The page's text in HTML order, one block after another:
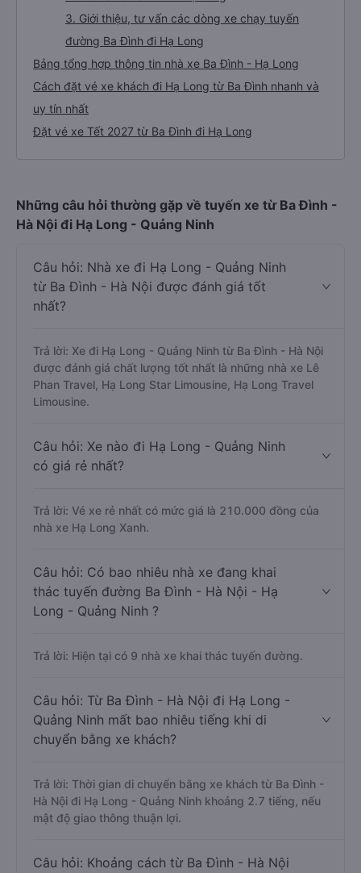
3. Giới thiệu, tư vấn các dòng xe chạy tuyến
đường Ba Đình đi Hạ Long
Bảng tổng hợp thông tin nhà xe Ba Đình - Hạ Long
Cách đặt vé xe khách đi Hạ Long từ Ba Đình nhanh và
uy tín nhất
Đặt vé xe Tết 2027 từ Ba Đình đi Hạ Long
Những câu hỏi thường gặp về tuyến xe từ Ba Đình -
Hà Nội đi Hạ Long - Quảng Ninh
Câu hỏi: Nhà xe đi Hạ Long - Quảng Ninh
từ Ba Đình - Hà Nội được đánh giá tốt
nhất?
Trả lời: Xe đi Hạ Long - Quảng Ninh từ Ba Đình - Hà Nội
được đánh giá chất lượng tốt nhất là những nhà xe Lê
Phan Travel, Hạ Long Star Limousine, Hạ Long Travel
Limousine.
Câu hỏi: Xe nào đi Hạ Long - Quảng Ninh
có giá rẻ nhất?
Trả lời: Vé xe rẻ nhất có mức giá là 210.000 đồng của
nhà xe Hạ Long Xanh.
Câu hỏi: Có bao nhiêu nhà xe đang khai
thác tuyến đường Ba Đình - Hà Nội - Hạ
Long - Quảng Ninh ?
Trả lời: Hiện tại có 9 nhà xe khai thác tuyến đường.
Câu hỏi: Từ Ba Đình - Hà Nội đi Hạ Long -
Quảng Ninh mất bao nhiêu tiếng khi di
chuyển bằng xe khách?
Trả lời: Thời gian di chuyển bằng xe khách từ Ba Đình -
Hà Nội đi Hạ Long - Quảng Ninh khoảng 2.7 tiếng, nếu
mật độ giao thông thuận lợi.
Câu hỏi: Khoảng cách từ Ba Đình - Hà Nội